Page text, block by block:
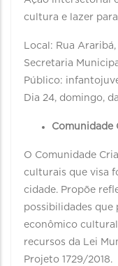
cultura e lazer
Local: Rua
Secretaria
Público:
Dia 24, domingo,
Comunidade
O Comunidade
culturais que visa
cidade. Propõe
possibilidades que
econômico
recursos da Lei
Projeto 1729/2018.